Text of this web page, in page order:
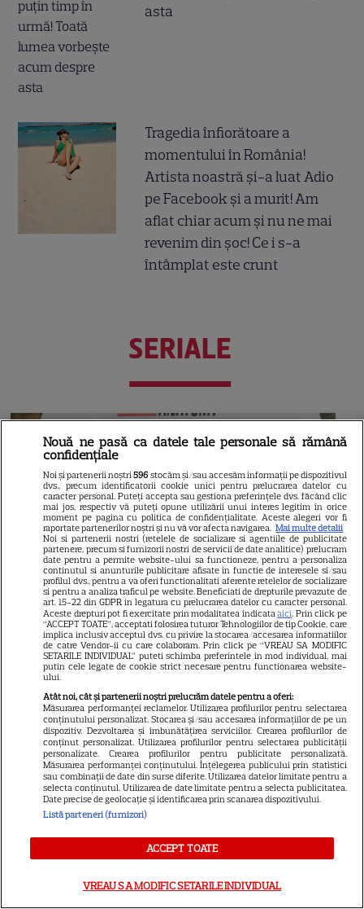
asta
Tragedia înfiorătoare a
momentului în România!
Artista noastră și-a luat Adio
pe Facebook și a murit! Am
aflat chiar acum și nu ne mai
revenim din șoc! Ce i s-a
întâmplat este crunt
SERIALE
21
SERIALE AMERICANE
plecat din „Anatomia lui Grey”.
Discuția cu Shonda Rhimes
Nouă ne pasă ca datele tale personale să rămână
confidențiale
Noi și partenerii noștri596 stocăm și/sau accesăm informații pe dispozitivul
dvs., precum identificatorii cookie unici pentru prelucrarea datelor cu
caracter personal. Puteți accepta sau gestiona preferințele dvs. făcând clic
mai jos, respectiv vă puteți opune utilizării unui interes legitim în orice
moment pe pagina cu politica de confidențialitate. Aceste alegeri vor fi
raportate partenerilor noștri și nu vă vor afecta navigarea. Mai multe detalii
Noi si partenerii nostri (retelele de socializare si agentiile de publicitate
partenere, precum si furnizorii nostri de servicii de date analitice) prelucram
date pentru a permite website-ului sa functioneze, pentru a personaliza
continutul si anunturile publicitare afisate in functie de interesele si/sau
profilul dvs., pentru a va oferi functionalitati aferente retelelor de socializare
si pentru a analiza traficul pe website. Beneficiati de drepturile prevazute de
art. 15-22 din GDPR in legatura cu prelucrarea datelor cu caracter personal.
Aceste drepturi pot fi exercitate prin modalitatea indicataaici. Prin click pe
“ACCEPT TOATE”, acceptati folosirea tuturor Tehnologiilor de tip Cookie, care
implica inclusiv acceptul dvs. cu privire la stocarea/accesarea informatiilor
de catre Vendor-ii cu care colaboram. Prin click pe “VREAU SA MODIFIC
SETARILE INDIVIDUAL” puteti schimba preferintele in mod individual, mai
putin cele legate de cookie strict necesare pentru functionarea website-
ului.
Atât noi, cât și partenerii noștri prelucrăm datele pentru a oferi:
Măsurarea performanței reclamelor. Utilizarea profilurilor pentru selectarea
conținutului personalizat. Stocarea și/sau accesarea informațiilor de pe un
dispozitiv. Dezvoltarea și îmbunătățirea serviciilor. Crearea profilurilor de
conținut personalizat. Utilizarea profilurilor pentru selectarea publicității
personalizate. Crearea profilurilor pentru publicitate personalizată.
Măsurarea performanței conținutului. Înțelegerea publicului prin statistici
sau combinații de date din surse diferite. Utilizarea datelor limitate pentru a
selecta conținutul. Utilizarea de date limitate pentru a selecta publicitatea.
Date precise de geolocație și identificarea prin scanarea dispozitivului.
Listă parteneri (furnizori)
ACCEPT TOATE
VREAU SA MODIFIC SETARILE INDIVIDUAL